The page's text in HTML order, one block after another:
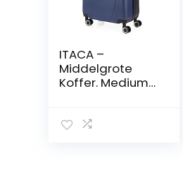
ITACA –
Middelgrote
Koffer. Medium
ITACA.